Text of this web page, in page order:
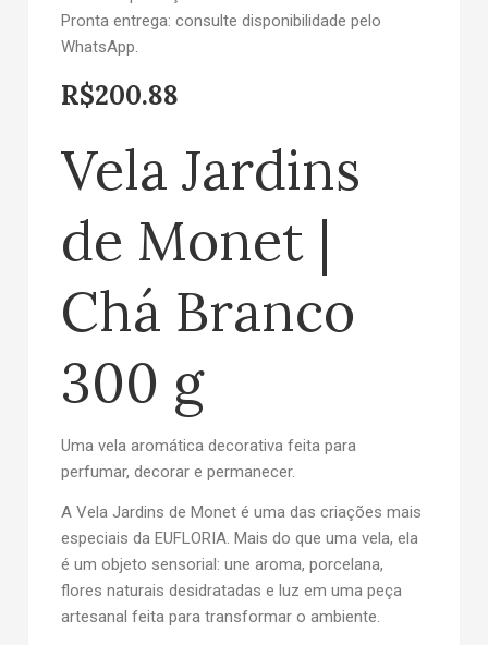
Pronta entrega: consulte disponibilidade pelo
WhatsApp.
R$200.88
Vela Jardins
de Monet |
Chá Branco
300 g
Uma vela aromática decorativa feita para
perfumar, decorar e permanecer.
A Vela Jardins de Monet é uma das criações mais
especiais da EUFLORIA. Mais do que uma vela, ela
é um objeto sensorial: une aroma, porcelana,
flores naturais desidratadas e luz em uma peça
artesanal feita para transformar o ambiente.